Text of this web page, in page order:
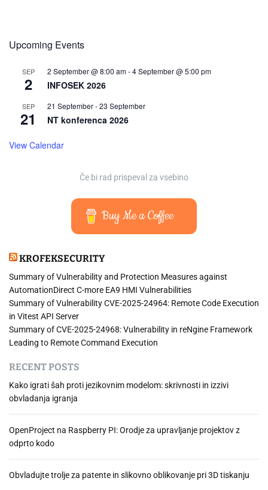
Upcoming Events
SEP
2
2 September @ 8:00 am-4 September @ 5:00 pm
INFOSEK 2026
SEP
21
21 September-23 September
NT konferenca 2026
View Calendar
Če bi rad prispeval za vsebino
Buy Me a Coffee
KROFEKSECURITY
Summary of Vulnerability and Protection Measures against
AutomationDirect C-more EA9 HMI Vulnerabilities
Summary of Vulnerability CVE-2025-24964: Remote Code Execution
in Vitest API Server
Summary of CVE-2025-24968: Vulnerability in reNgine Framework
Leading to Remote Command Execution
RECENT POSTS
Kako igrati šah proti jezikovnim modelom: skrivnosti in izzivi
obvladanja igranja
OpenProject na Raspberry PI: Orodje za upravljanje projektov z
odprto kodo
Obvladujte trolje za patente in slikovno oblikovanje pri 3D tiskanju